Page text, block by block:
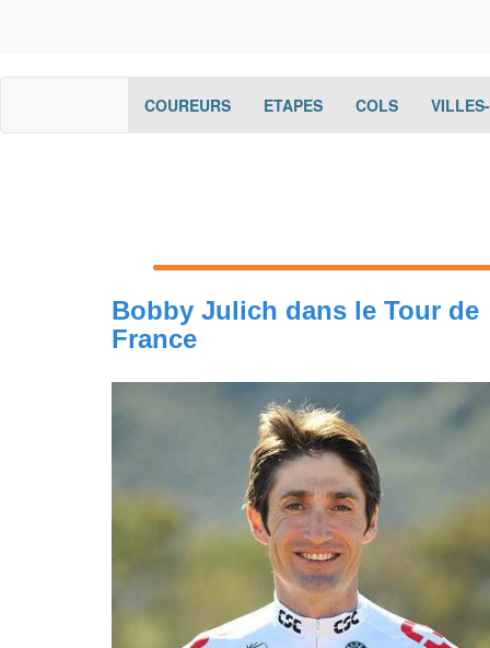
COUREURS(current)ETAPES(current)
COLS(current)
Bobby Julich dans le Tour de
France